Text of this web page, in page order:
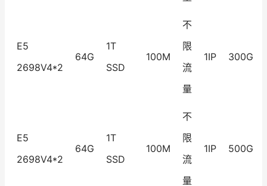
E5
2698V4*2
64G
1T
SSD
100M
不
限
流
量
1IP 300G
E5
2698V4*2
64G
1T
SSD
100M
不
限
流
量
1IP 500G